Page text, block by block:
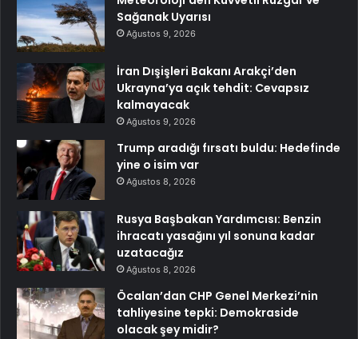
Sağanak Uyarısı
Ağustos 9, 2026
İran Dışişleri Bakanı Arakçi’den
Ukrayna’ya açık tehdit: Cevapsız
kalmayacak
Ağustos 9, 2026
Trump aradığı fırsatı buldu: Hedefinde
yine o isim var
Ağustos 8, 2026
Rusya Başbakan Yardımcısı: Benzin
ihracatı yasağını yıl sonuna kadar
uzatacağız
Ağustos 8, 2026
Öcalan’dan CHP Genel Merkezi’nin
tahliyesine tepki: Demokraside
olacak şey midir?